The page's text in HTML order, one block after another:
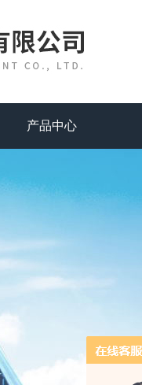
产品中心